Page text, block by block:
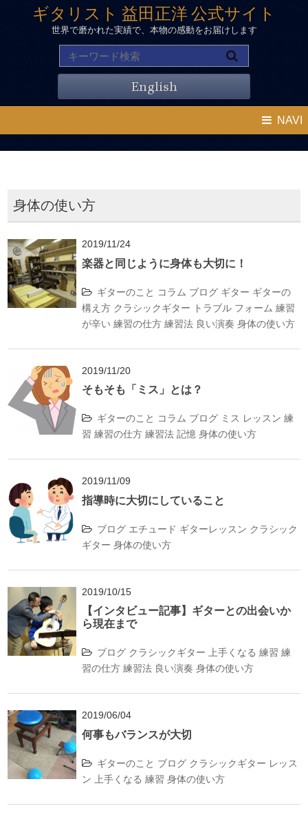
ギタリスト 益田正洋 公式サイト
世界で磨かれた実績で、本物の感動をお届けします
English
NAVI
身体の使い方
2019/11/24
楽器と同じように身体も大切に！
ギターのこと コラム ブログ ギター ギターの
構え方 クラシックギター トラブル フォーム 練習
が辛い 練習の仕方 練習法 良い演奏 身体の使い方
2019/11/20
そもそも「ミス」とは？
ギターのこと コラム ブログ ミス レッスン 練
習 練習の仕方 練習法 記憶 身体の使い方
2019/11/09
指導時に大切にしていること
ブログ エチュード ギターレッスン クラシック
ギター 身体の使い方
2019/10/15
【インタビュー記事】ギターとの出会いか
ら現在まで
ブログ クラシックギター 上手くなる 練習 練
習の仕方 練習法 良い演奏 身体の使い方
2019/06/04
何事もバランスが大切
ギターのこと ブログ クラシックギター レッス
ン
上手くなる 練習 身体の使い方